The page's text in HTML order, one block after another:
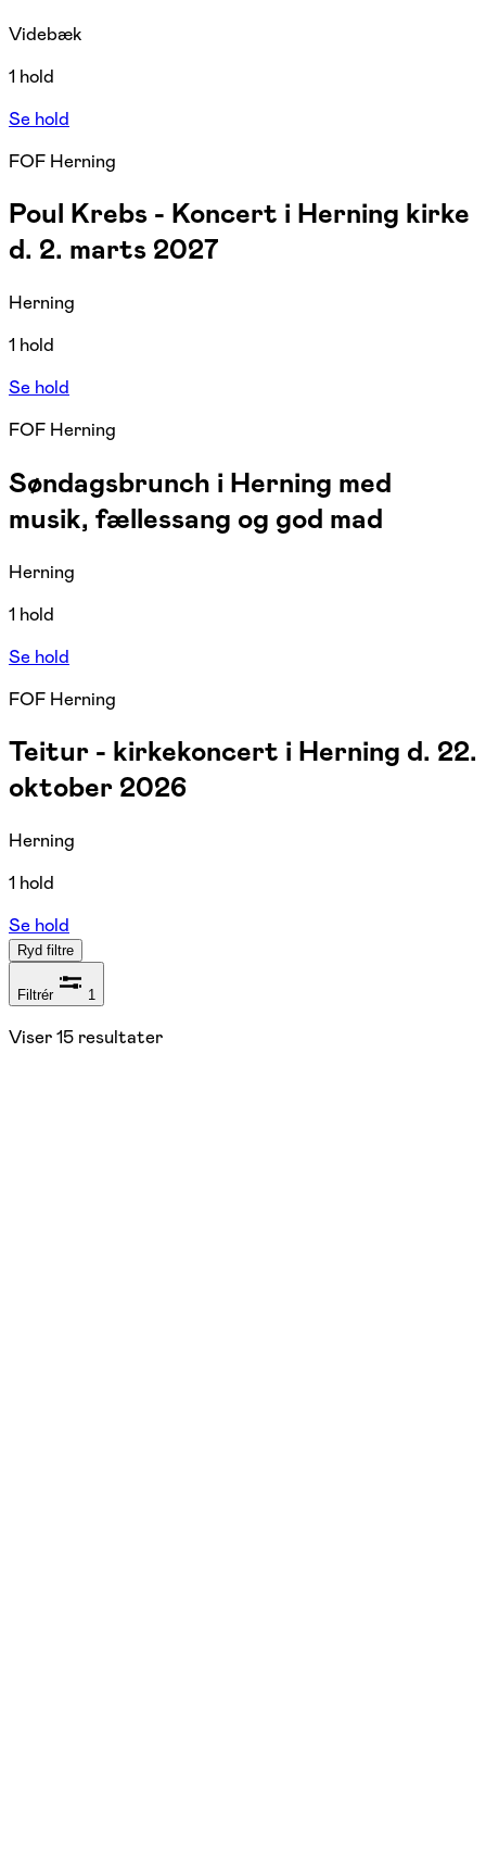
Videbæk
1 hold
Se hold
FOF Herning
Poul Krebs - Koncert i Herning kirke
d. 2. marts 2027
Herning
1 hold
Se hold
FOF Herning
Søndagsbrunch i Herning med
musik, fællessang og god mad
Herning
1 hold
Se hold
FOF Herning
Teitur - kirkekoncert i Herning d. 22.
oktober 2026
Herning
1 hold
Se hold
Ryd filtre
Filtrér 1
Viser15 resultater